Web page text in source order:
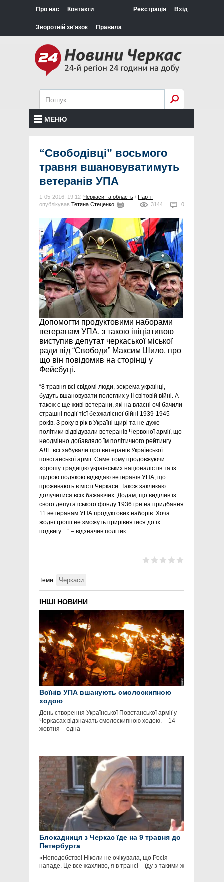
Про нас Контакти
Зворотній зв'язок Правила
Реєстрація Вхід
МЕНЮ
“Свободівці” восьмого
травня вшановуватимуть
ветеранів УПА
1-05-2016, 19:12 Черкаси та область / Партії
опублікував Тетяна Стеценко 0
3144
Допомогти продуктовими наборами
ветеранам УПА, з такою ініціативою
виступив депутат черкаської міської
ради від “Свободи” Максим Шило, про
що він повідомив на сторінці у
Фейсбуці.
“8 травня всі свідомі люди, зокрема українці,
будуть вшановувати полеглих у II світовій війні. А
також є ще живі ветерани, які на власні очі бачили
страшні події тієї безжалісної бійні 1939-1945
років. З року в рік в Україні щирі та не дуже
політики відвідували ветеранів Червоної армії, що
неодмінно добавляло їм політичного рейтингу.
АЛЕ всі забували про ветеранів Української
повстанської армії. Саме тому продовжуючи
хорошу традицію українських націоналістів та із
щирою подякою відвідаю ветеранів УПА, що
проживають в місті Черкаси. Також закликаю
долучитися всіх бажаючих. Додам, що виділив із
свого депутатського фонду 1936 грн на придбання
11 ветеранам УПА продуктових наборів. Хоча
жодні гроші не зможуть прирівнятися до їх
подвигу…” – відзначив політик.
Теми: Черкаси
ІНШІ НОВИНИ
Воїнів УПА вшанують смолоскипною
ходою
День створення Української Повстанської армії у
Черкасах відзначать смолоскипною ходою. – 14
жовтня – одна
Блокадниця з Черкас їде на 9 травня до
Петербурга
«Неподобство! Ніколи не очікувала, що Росія
нападе. Це все жахливо, я в трансі – їду з такими ж